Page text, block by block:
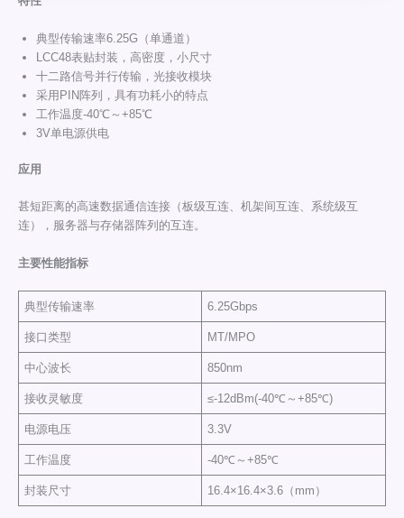
典型传输速率6.25G（单通道）
LCC48表贴封装，高密度，小尺寸
十二路信号并行传输，光接收模块
采用PIN阵列，具有功耗小的特点
工作温度-40℃～+85℃
3V单电源供电
应用
甚短距离的高速数据通信连接（板级互连、机架间互连、系统级互
连），服务器与存储器阵列的互连。
主要性能指标
典型传输速率 6.25Gbps
接口类型 MT/MPO
中心波长 850nm
接收灵敏度 ≤-12dBm(-40℃～+85℃)
电源电压 3.3V
工作温度 -40℃～+85℃
封装尺寸 16.4×16.4×3.6（mm）